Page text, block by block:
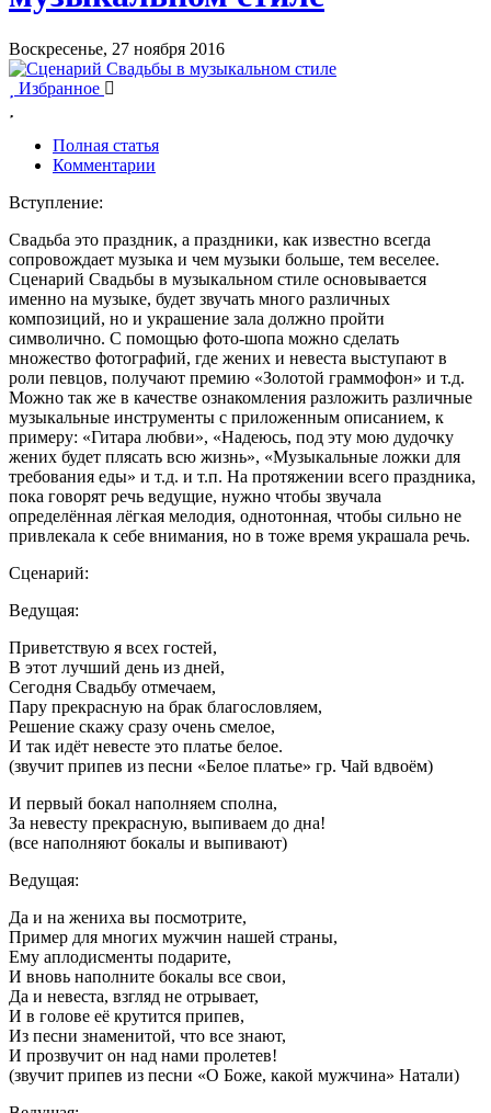
Воскресенье, 27 ноября 2016
Избранное
Полная статья
Комментарии
Вступление:
Свадьба это праздник, а праздники, как известно всегда
сопровождает музыка и чем музыки больше, тем веселее.
Сценарий Свадьбы в музыкальном стиле основывается
именно на музыке, будет звучать много различных
композиций, но и украшение зала должно пройти
символично. С помощью фото-шопа можно сделать
множество фотографий, где жених и невеста выступают в
роли певцов, получают премию «Золотой граммофон» и т.д.
Можно так же в качестве ознакомления разложить различные
музыкальные инструменты с приложенным описанием, к
примеру: «Гитара любви», «Надеюсь, под эту мою дудочку
жених будет плясать всю жизнь», «Музыкальные ложки для
требования еды» и т.д. и т.п. На протяжении всего праздника,
пока говорят речь ведущие, нужно чтобы звучала
определённая лёгкая мелодия, однотонная, чтобы сильно не
привлекала к себе внимания, но в тоже время украшала речь.
Сценарий:
Ведущая:
Приветствую я всех гостей,
В этот лучший день из дней,
Сегодня Свадьбу отмечаем,
Пару прекрасную на брак благословляем,
Решение скажу сразу очень смелое,
И так идёт невесте это платье белое.
(звучит припев из песни «Белое платье» гр. Чай вдвоём)
И первый бокал наполняем сполна,
За невесту прекрасную, выпиваем до дна!
(все наполняют бокалы и выпивают)
Ведущая:
Да и на жениха вы посмотрите,
Пример для многих мужчин нашей страны,
Ему аплодисменты подарите,
И вновь наполните бокалы все свои,
Да и невеста, взгляд не отрывает,
И в голове её крутится припев,
Из песни знаменитой, что все знают,
И прозвучит он над нами пролетев!
(звучит припев из песни «О Боже, какой мужчина» Натали)